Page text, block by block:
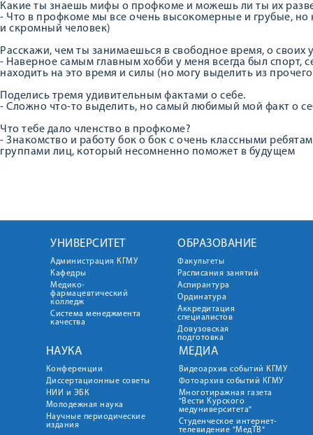
Какие ты знаешь мифы о профкоме и можешь ли ты их
- Что в профкоме мы все очень высокомерные и грубые,
и скромный человек)
Расскажи, чем ты занимаешься в свободное время, о своих
- Наверное самым главным хобби у меня всегда был спорт,
находить на это время и силы (но могу выделить из
Поделись тремя удивительным фактами о себе.
- Сложно что-то выделить, но самый любимый мой факт о
Что тебе дало членство в профкоме?
- Знакомство и работу бок о бок с очень классными
группами лиц, который несомненно поможет в будущем
УНИВЕРСИТЕТ
Администрация КГМУ
Кафедры
Медико-
фармацевтический
колледж
Система менеджмента
качества
ОБРАЗОВАНИЕ
Факультеты
Расписания занятий
Аспирантура
Ординатура
Аккредитация
специалистов
Довузовская
подготовка
НАУКА
Конференции
Диссертационные советы
НИИ и ЭБК
Молодежная наука
Научные периодические
издания
МЕДИА
Видеоархив событий КГМУ
Фотоархив событий КГМУ
Многотиражная газета
"Вести Курского
медуниверситета"
Студенческое интернет-
телевидение "МедТВ"